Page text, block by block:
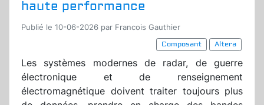
haute performance
Publié le 10-06-2026 par Francois Gauthier
Composant
Altera
Les systèmes modernes de radar, de guerre
électronique et de renseignement
électromagnétique doivent traiter toujours plus